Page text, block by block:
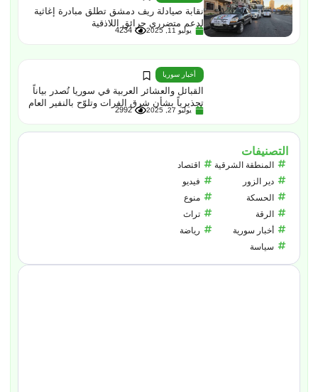
نقابة صيادلة ريف دمشق تطلق مبادرة إغاثية
لدعم متضرري حرائق اللاذقية
يوليو 11, 2025 4234
أخبار سوريا
القبائل والعشائر العربية في سوريا تُصدر بياناً
تحذيرياً بشأن شرق الفرات وتلوّح بالنفير العام
يوليو 27, 2025 2992
التصنيفات
المنطقة الشرقية
دير الزور
الحسكة
الرقة
أخبار سورية
سياسة
اقتصاد
فيديو
منوع
تراث
رياضة